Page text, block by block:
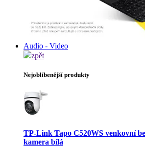
Audio - Video
zpět
Nejoblíbenější produkty
TP-Link Tapo C520WS venkovní
kamera bílá